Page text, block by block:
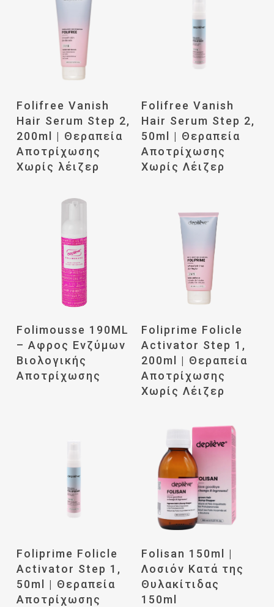
Διαβάστε
Folifree Vanish
Hair Serum Step 2,
200ml | Θεραπεία
Αποτρίχωσης
Χωρίς λέιζερ
Διαβάστε
Folifree Vanish
Hair Serum Step 2,
50ml | Θεραπεία
Αποτρίχωσης
Χωρίς Λέιζερ
Περισσότερα
Folimousse 190ML
– Αφρος Ενζύμων
Βιολογικής
Αποτρίχωσης
Διαβάστε
Περισσότερα
Foliprime Folicle
Activator Step 1,
200ml | Θεραπεία
Αποτρίχωσης
Χωρίς Λέιζερ
Διαβάστε
Περισσότερα
Foliprime Folicle
Activator Step 1,
50ml | Θεραπεία
Αποτρίχωσης
Διαβάστε
Περισσότερα
Folisan 150ml |
Λοσιόν Κατά της
Θυλακίτιδας
150ml